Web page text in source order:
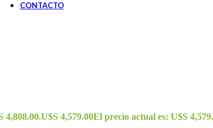
CONTACTO
4,808.00.U$S 4,579.00El precio actual es: U$S